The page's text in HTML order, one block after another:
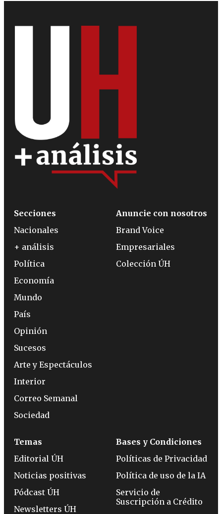
Secciones
Nacionales
+ análisis
Política
Economía
Mundo
País
Opinión
Sucesos
Arte y Espectáculos
Interior
Correo Semanal
Sociedad
Anuncie con nosotros
Brand Voice
Empresariales
Colección ÚH
Temas
Editorial ÚH
Noticias positivas
Pódcast ÚH
Newsletters ÚH
Bases y Condiciones
Políticas de Privacidad
Política de uso de la IA
Servicio de
Suscripción a Crédito